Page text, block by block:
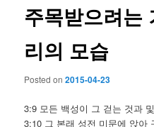
주목받으려는
리의 모습
Posted on2015-04-23
3:9 모든 백성이 그 걷는 것과
3:10 그 본래 성전 미문에 앉아